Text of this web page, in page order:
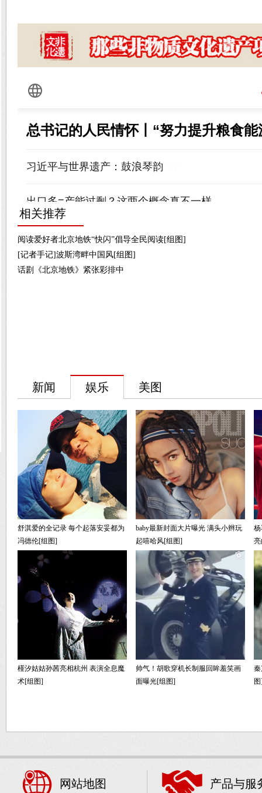
相关推荐
阅读爱好者北京地铁“快闪”倡导全民阅读[组图]
[记者手记]波斯湾畔中国风[组图]
话剧《北京地铁》紧张彩排中